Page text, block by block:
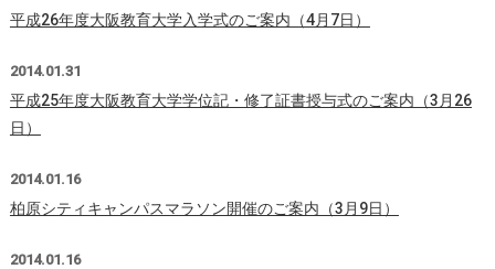
平成26年度大阪教育大学入学式のご案内（4月7日）
2014.01.31
平成25年度大阪教育大学学位記・修了証書授与式のご案内（3月26
日）
2014.01.16
柏原シティキャンパスマラソン開催のご案内（3月9日）
2014.01.16